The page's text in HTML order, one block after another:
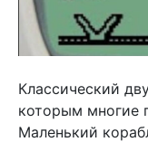
Классический
которым многие
Маленький